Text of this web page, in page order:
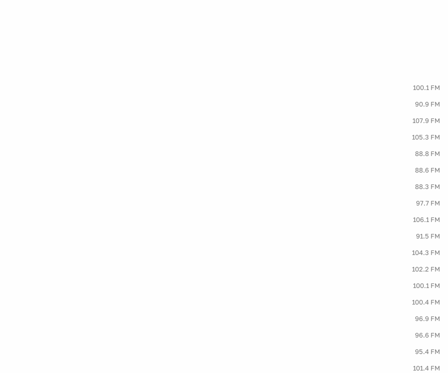
100.1 FM
90.9 FM
107.9 FM
105.3 FM
88.8 FM
88.6 FM
88.3 FM
97.7 FM
106.1 FM
91.5 FM
104.3 FM
102.2 FM
100.1 FM
100.4 FM
96.9 FM
96.6 FM
95.4 FM
101.4 FM